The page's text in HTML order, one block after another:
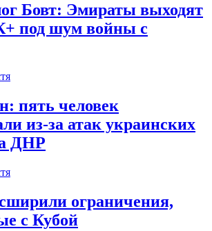
Бовт: Эмираты выходят
под шум войны с
пять человек
из-за атак украинских
ДНР
ограничения,
с Кубой